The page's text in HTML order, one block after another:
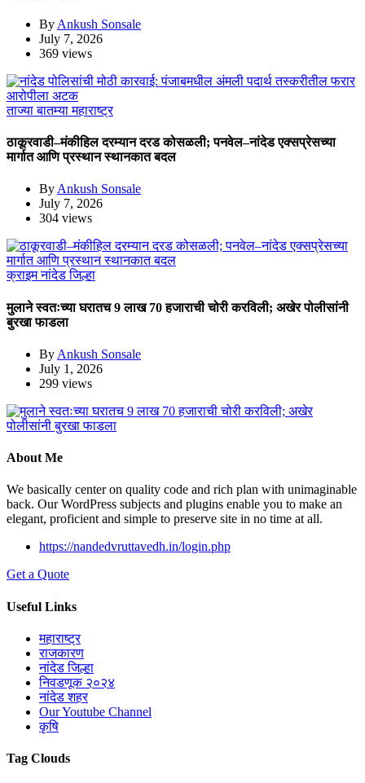
By Ankush Sonsale
July 7, 2026
369 views
ताज्या बातम्यामहाराष्ट्र
ठाकूरवाडी–मंकीहिल दरम्यान दरड कोसळली; पनवेल–नांदेड एक्सप्रेसच्या
मार्गात आणि प्रस्थान स्थानकात बदल
By Ankush Sonsale
July 7, 2026
304 views
क्राइमनांदेड जिल्हा
मुलाने स्वतःच्या घरातच 9 लाख 70 हजाराची चोरी करविली; अखेर पोलीसांनी
बुरखा फाडला
By Ankush Sonsale
July 1, 2026
299 views
About Me
We basically center on quality code and rich plan with unimaginable
back. Our WordPress subjects and plugins enable you to make an
elegant, proficient and simple to preserve site in no time at all.
https://nandedvruttavedh.in/login.php
Get a Quote
Useful Links
महाराष्ट्र
राजकारण
नांदेड जिल्हा
निवडणूक २०२४
नांदेड शहर
Our Youtube Channel
कृषि
Tag Clouds